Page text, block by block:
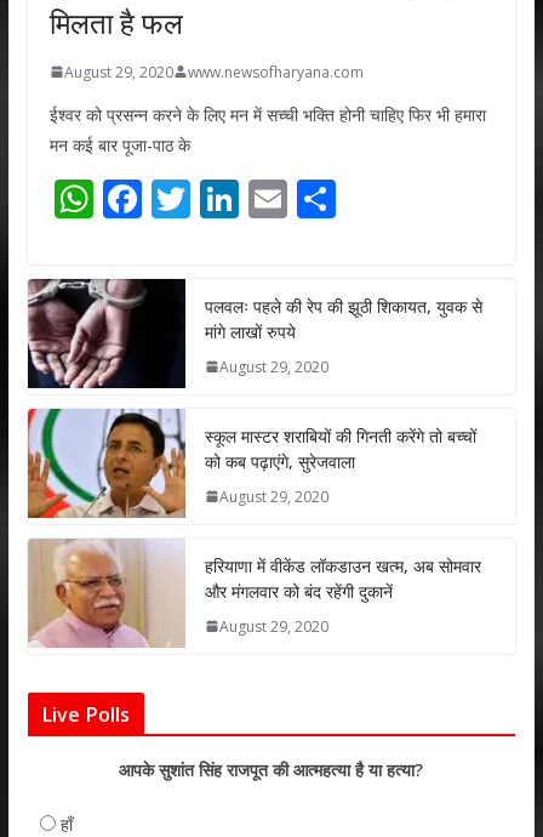
मिलता है फल
August 29, 2020 www.newsofharyana.com
ईश्वर को प्रसन्न करने के लिए मन में सच्ची भक्ति होनी चाहिए फिर भी हमारा
मन कई बार पूजा-पाठ के
W
at
s
A
p
p
F
e
b
o
k
T
er
Li
e
dI
n
E
l
S
e
पलवलः पहले की रेप की झूठी शिकायत, युवक से
मांगे लाखों रुपये
August 29, 2020
स्कूल मास्टर शराबियों की गिनती करेंगे तो बच्चों
को कब पढ़ाएंगे, सुरेजवाला
August 29, 2020
हरियाणा में वीकेंड लॉकडाउन खत्म, अब सोमवार
और मंगलवार को बंद रहेंगी दुकानें
August 29, 2020
Live Polls
आपके सुशांत सिंह राजपूत की आत्महत्या है या हत्या?
हाँ